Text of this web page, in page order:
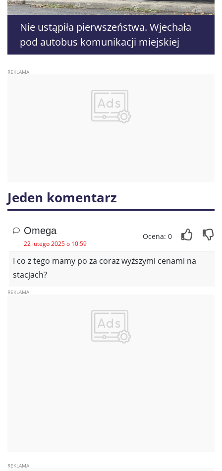
Nie ustąpiła pierwszeństwa. Wjechała
pod autobus komunikacji miejskiej
Jeden komentarz
Omega
22 lutego 2025 o 10:59
Ocena: 0
I co z tego mamy po za coraz wyższymi cenami na
stacjach?